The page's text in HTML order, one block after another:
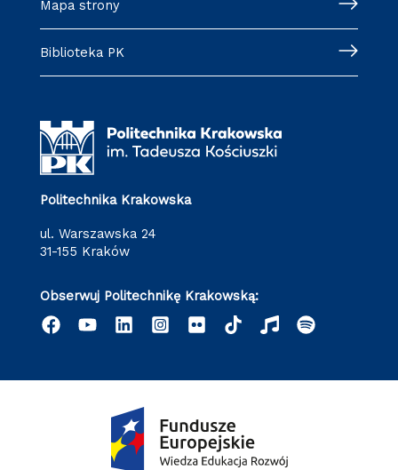
Mapa strony
Biblioteka PK
Politechnika Krakowska
ul. Warszawska 24
31-155 Kraków
Obserwuj Politechnikę Krakowską: